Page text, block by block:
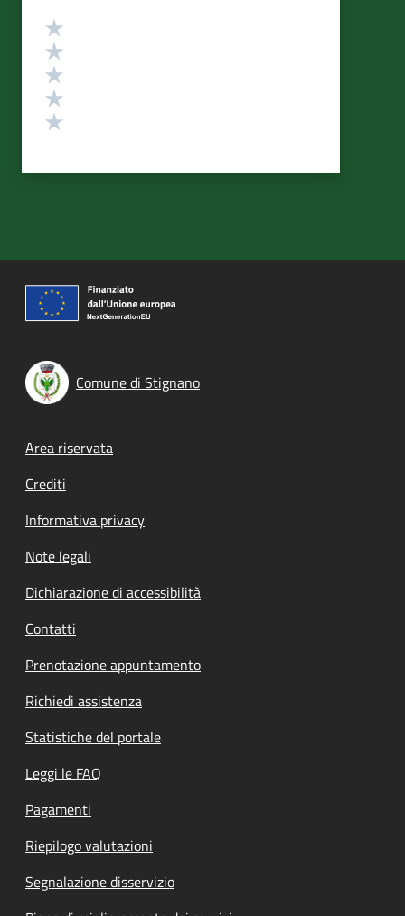
Valutazione
Comune di Stignano
Footer menu
Area riservata
Crediti
Informativa privacy
Note legali
Dichiarazione di accessibilità
Contatti
Prenotazione appuntamento
Richiedi assistenza
Statistiche del portale
Leggi le FAQ
Pagamenti
Riepilogo valutazioni
Segnalazione disservizio